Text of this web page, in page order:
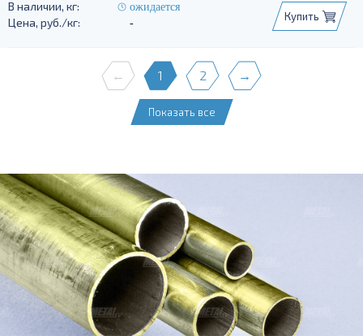
ожидается
-
Купить
← 1 2 →
Показать все